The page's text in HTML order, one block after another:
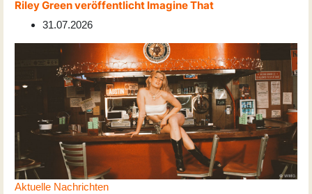
Riley Green veröffentlicht Imagine That
31.07.2026
Aktuelle Nachrichten